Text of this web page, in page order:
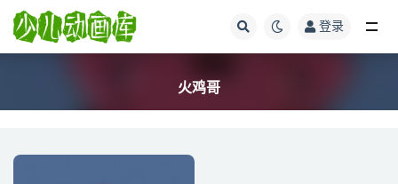
登录
火鸡哥